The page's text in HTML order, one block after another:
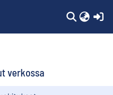
verkossa